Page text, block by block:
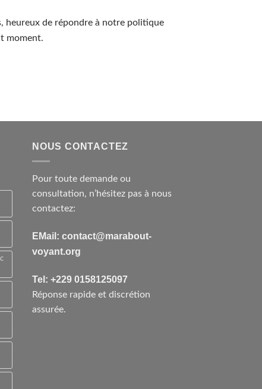
heureux de répondre à notre politique
moment.
NOUS CONTACTEZ
Pour toute demande ou
consultation, n’hésitez pas à nous
contactez:
EMail: contact@marabout-
voyant.org
Tel: +229 0158125097
Réponse rapide et discrétion
assurée.